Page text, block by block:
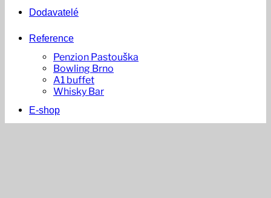
Dodavatelé
Reference
Penzion Pastouška
Bowling Brno
A1 buffet
Whisky Bar
E-shop